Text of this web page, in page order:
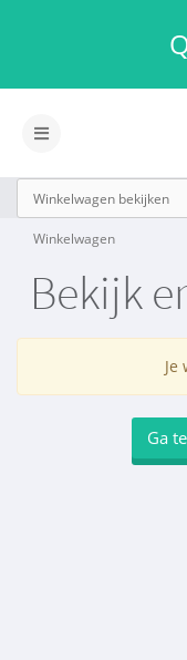
Navigatie
Winkelwagen
Bekijk
Je
Ga